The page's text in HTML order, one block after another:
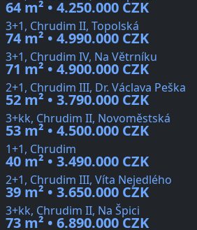
64 m² • 4.250.000 CZK
3+1, Chrudim II, Topolská
74 m² • 4.990.000 CZK
3+1, Chrudim IV, Na Větrníku
71 m² • 4.900.000 CZK
2+1, Chrudim III, Dr. Václava Peška
52 m² • 3.790.000 CZK
3+kk, Chrudim II, Novoměstská
53 m² • 4.500.000 CZK
1+1, Chrudim
40 m² • 3.490.000 CZK
2+1, Chrudim III, Víta Nejedlého
39 m² • 3.650.000 CZK
3+kk, Chrudim II, Na Špici
73 m² • 6.890.000 CZK